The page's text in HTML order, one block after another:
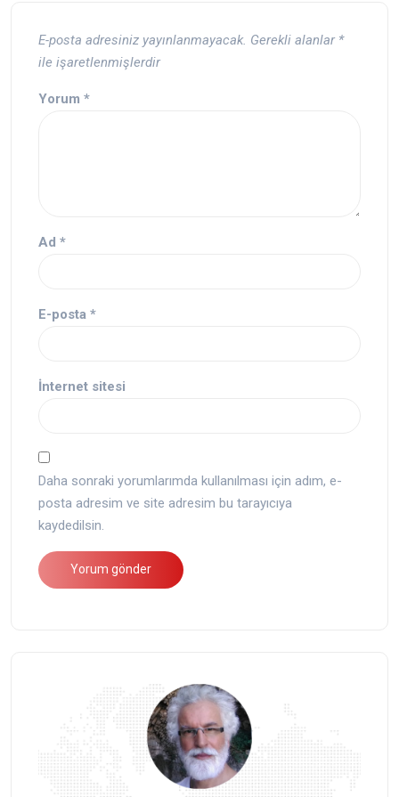
E-posta adresiniz yayınlanmayacak. Gerekli alanlar *
ile işaretlenmişlerdir
Yorum *
Ad *
E-posta *
İnternet sitesi
Daha sonraki yorumlarımda kullanılması için adım, e-
posta adresim ve site adresim bu tarayıcıya
kaydedilsin.